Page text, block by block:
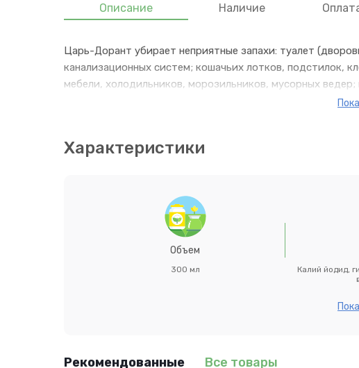
Описание Наличие
Царь-Дорант убирает неприятные запахи: туалет
канализационных систем; кошачьих лотков, подстилок,
мебели, холодильников, морозильников, мусорных
общепита, прачечных, бань, школ, фильтров в
Характеристики
Объем
300 мл
Калий йодид,
Рекомендованные Все товары